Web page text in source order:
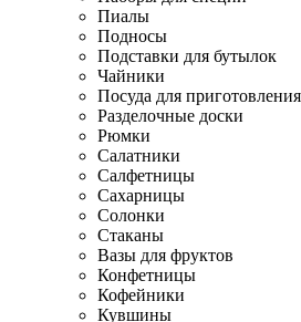
Пиалы
Подносы
Подставки для бутылок
Чайники
Посуда для
Разделочные доски
Рюмки
Салатники
Салфетницы
Сахарницы
Солонки
Стаканы
Вазы для фруктов
Конфетницы
Кофейники
Кувшины